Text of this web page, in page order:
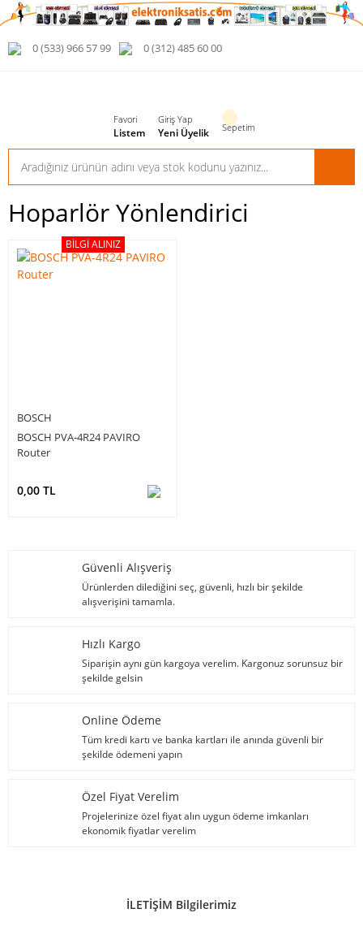
0 (533) 966 57 99 0 (312) 485 60 00
Favori
Listem
Giriş Yap
Yeni Üyelik Sepetim
Hoparlör Yönlendirici
BILGI ALINIZ
BOSCH
BOSCH PVA-4R24 PAVIRO
Router
0,00 TL
Güvenli Alışveriş
Ürünlerden dilediğini seç, güvenli, hızlı bir şekilde
alışverişini tamamla.
Hızlı Kargo
Siparişin aynı gün kargoya verelim. Kargonuz sorunsuz bir
şekilde gelsin
Online Ödeme
Tüm kredi kartı ve banka kartları ile anında güvenli bir
şekilde ödemeni yapın
Özel Fiyat Verelim
Projelerinize özel fiyat alın uygun ödeme imkanları
ekonomik fiyatlar verelim
İLETİŞİM Bilgilerimiz